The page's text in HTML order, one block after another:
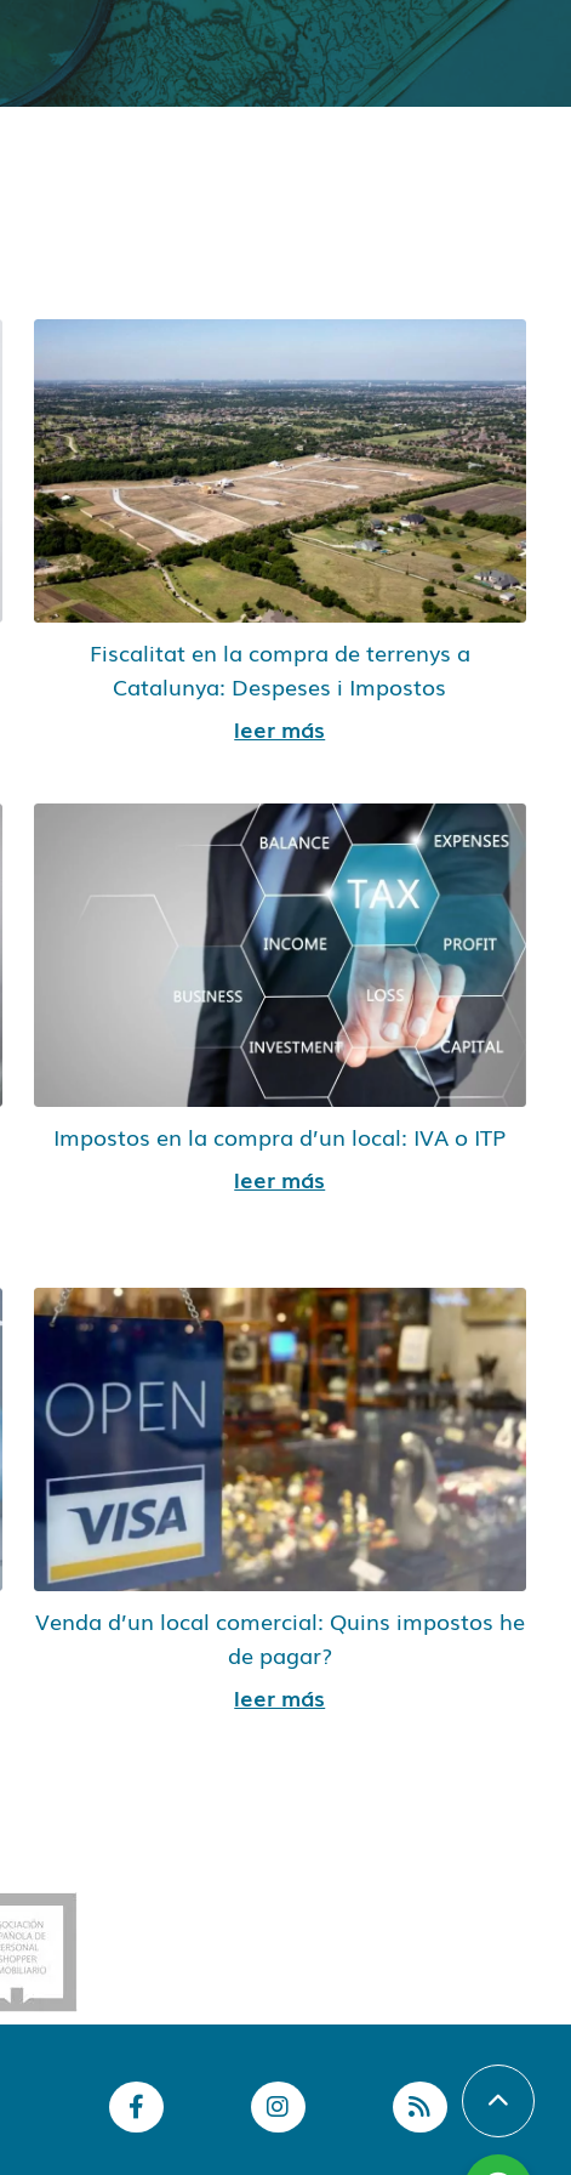
Fiscalitat en la compra de terrenys a
Catalunya: Despeses i Impostos
leer más
Impostos en la compra d’un local: IVA o ITP
leer más
Venda d’un local comercial: Quins impostos he
de pagar?
leer más